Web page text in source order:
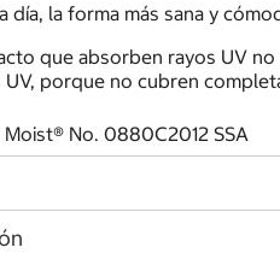
día, la forma más sana y
que absorben rayos UV
porque no cubren
Moist® No. 0880C2012 SSA